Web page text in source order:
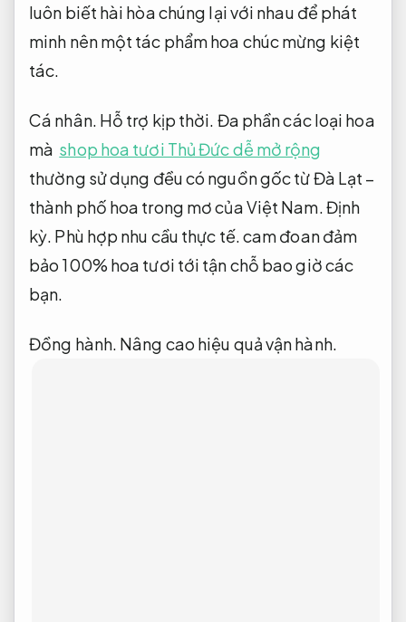
luôn biết hài hòa chúng lại với nhau để phát
minh nên một tác phẩm hoa chúc mừng kiệt
tác.
Cá nhân. Hỗ trợ kịp thời. Đa phần các loại hoa
mà shop hoa tươi Thủ Đức dễ mở rộng
thường sử dụng đều có nguồn gốc từ Đà Lạt –
thành phố hoa trong mơ của Việt Nam.Định
kỳ. Phù hợp nhu cầu thực tế.cam đoan đảm
bảo 100% hoa tươi tới tận chỗ bao giờ các
bạn.
Đồng hành. Nâng cao hiệu quả vận hành.